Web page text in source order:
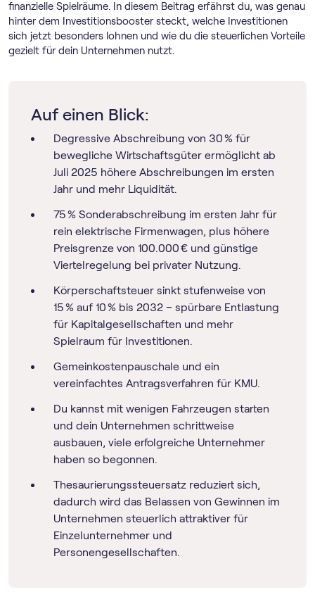
finanzielle Spielräume. In diesem Beitrag erfährst du, was genau
hinter dem Investitionsbooster steckt, welche Investitionen
sich jetzt besonders lohnen und wie du die steuerlichen Vorteile
gezielt für dein Unternehmen nutzt.
Auf einen Blick:
Degressive Abschreibung von 30 % für
bewegliche Wirtschaftsgüter ermöglicht ab
Juli 2025 höhere Abschreibungen im ersten
Jahr und mehr Liquidität.
75 % Sonderabschreibung im ersten Jahr für
rein elektrische Firmenwagen, plus höhere
Preisgrenze von 100.000 € und günstige
Viertelregelung bei privater Nutzung.
Körperschaftsteuer sinkt stufenweise von
15 % auf 10 % bis 2032 – spürbare Entlastung
für Kapitalgesellschaften und mehr
Spielraum für Investitionen.
Gemeinkostenpauschale und ein
vereinfachtes Antragsverfahren für KMU.
Du kannst mit wenigen Fahrzeugen starten
und dein Unternehmen schrittweise
ausbauen, viele erfolgreiche Unternehmer
haben so begonnen.
Thesaurierungssteuersatz reduziert sich,
dadurch wird das Belassen von Gewinnen im
Unternehmen steuerlich attraktiver für
Einzelunternehmer und
Personengesellschaften.